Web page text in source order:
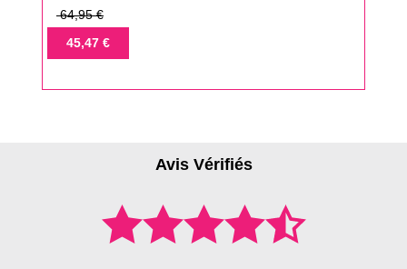
Prix
base
64,95 €
Prix45,47 €
Avis Vérifiés